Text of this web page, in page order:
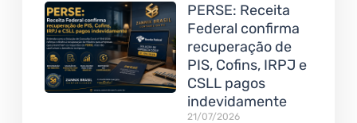
PERSE: Receita
Federal confirma
recuperação de
PIS, Cofins, IRPJ e
CSLL pagos
indevidamente
21/07/2026